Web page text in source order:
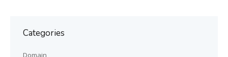
Categories
Domain